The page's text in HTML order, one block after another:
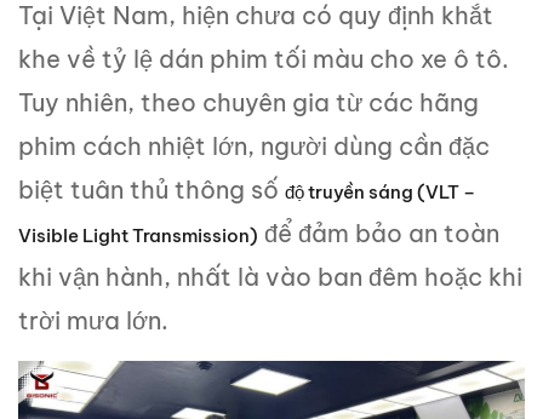
Tại Việt Nam, hiện chưa có quy định khắt
khe về tỷ lệ dán phim tối màu cho xe ô tô.
Tuy nhiên, theo chuyên gia từ các hãng
phim cách nhiệt lớn, người dùng cần đặc
biệt tuân thủ thông số độ truyền sáng (VLT –
Visible Light Transmission) để đảm bảo an toàn
khi vận hành, nhất là vào ban đêm hoặc khi
trời mưa lớn.